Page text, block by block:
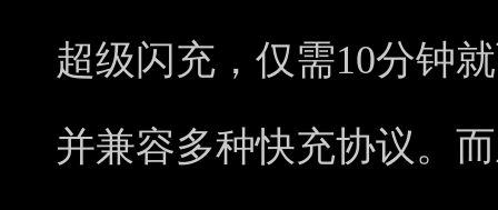
超级闪充，仅需10分钟
并兼容多种快充协议。